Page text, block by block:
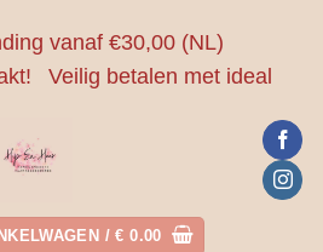
vanaf €30,00 (NL)
Veilig betalen met ideal
/€ 0.00